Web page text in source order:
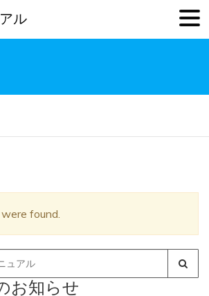
found.
お知らせ
ル